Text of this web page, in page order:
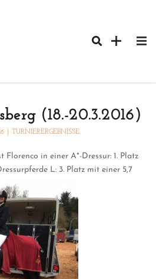
(18.-20.3.2016)
TURNIERERGEBNISSE
in einer A*-Dressur: 1. Platz
L: 3. Platz mit einer 5,7